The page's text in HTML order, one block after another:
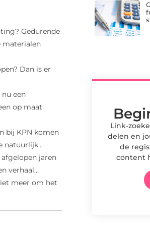
Gedurende
materialen
Dan is er
nu een
op maat
bij KPN komen
natuurlijk...
afgelopen jaren
verhaal...
meer om het
Link-
delen en
de
content